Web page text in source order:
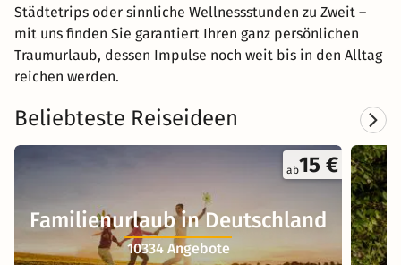
Städtetrips oder sinnliche Wellnessstunden zu Zweit –
mit uns finden Sie garantiert Ihren ganz persönlichen
Traumurlaub, dessen Impulse noch weit bis in den Alltag
reichen werden.
Beliebteste Reiseideen
ab15 €
Familienurlaub in Deutschland
10334 Angebote